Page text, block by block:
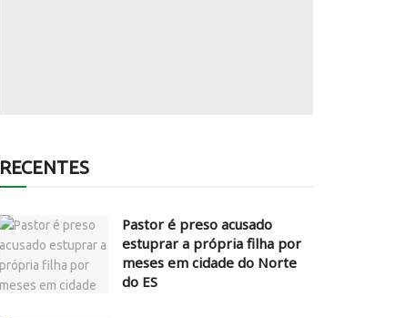
RECENTES
Pastor é preso acusado
estuprar a própria filha por
meses em cidade do Norte
do ES